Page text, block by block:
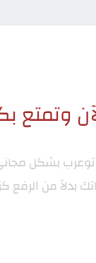
وتمتع
بشكل
بدلاً من الرفع